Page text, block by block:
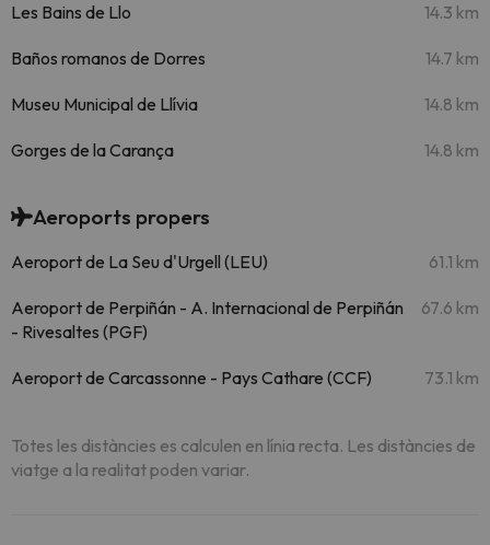
Les Bains de Llo 14.3 km
Baños romanos de Dorres 14.7 km
Museu Municipal de Llívia 14.8 km
Gorges de la Carança 14.8 km
Aeroports propers
Aeroport de La Seu d'Urgell (LEU) 61.1 km
Aeroport de Perpiñán - A. Internacional de Perpiñán
- Rivesaltes (PGF)
67.6 km
Aeroport de Carcassonne - Pays Cathare (CCF) 73.1 km
Totes les distàncies es calculen en línia recta. Les distàncies de
viatge a la realitat poden variar.